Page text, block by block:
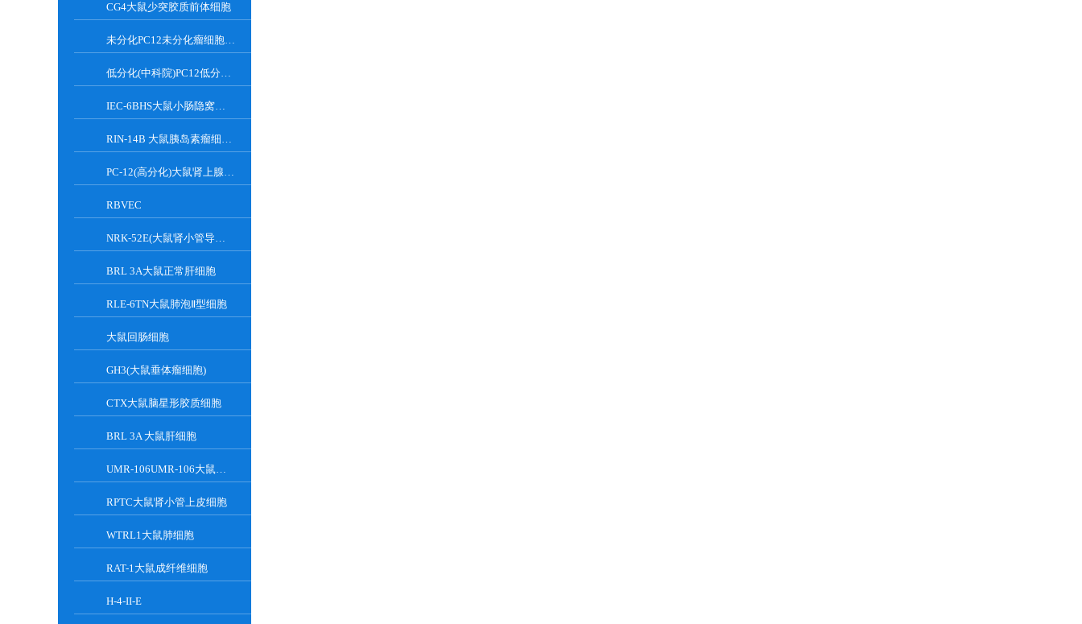
CG4大鼠少突胶质前体细胞
未分化PC12未分化瘤细胞大鼠肾上腺嗜铬细胞
低分化(中科院)PC12低分化(中科院)瘤细胞大鼠肾上腺嗜铬细胞
IEC-6BHS大鼠小肠隐窝上皮细胞
RIN-14B 大鼠胰岛素瘤细胞系
PC-12(高分化)大鼠肾上腺嗜铬细胞瘤细胞(高分化)
RBVEC
NRK-52E(大鼠肾小管导管上皮细胞)
BRL 3A大鼠正常肝细胞
RLE-6TN大鼠肺泡Ⅱ型细胞
大鼠回肠细胞
GH3(大鼠垂体瘤细胞)
CTX大鼠脑星形胶质细胞
BRL 3A 大鼠肝细胞
UMR-106UMR-106大鼠骨肉瘤细胞
RPTC大鼠肾小管上皮细胞
WTRL1大鼠肺细胞
RAT-1大鼠成纤维细胞
H-4-II-E